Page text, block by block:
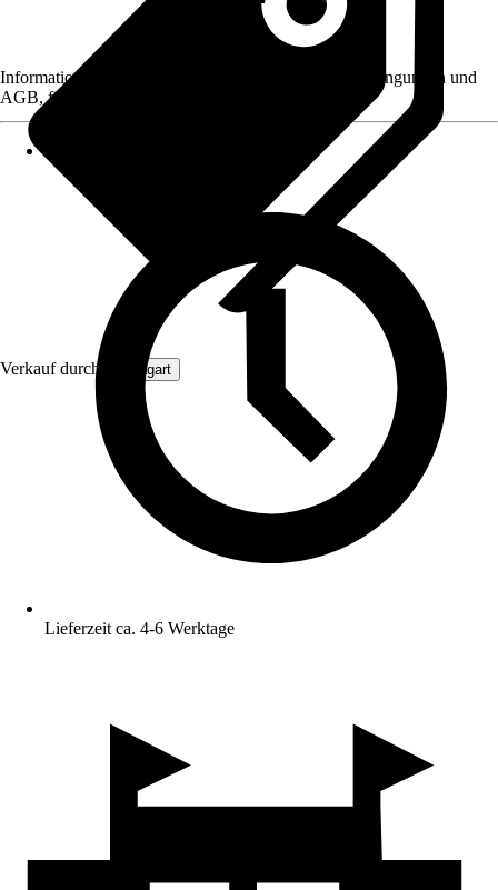
Verkauf durch: Aquagart
Informationen des Verkäufers, wie z. B. Rückgabebedingungen und
AGB, finden Sie bei Klick auf den Verkäufernamen.
Lieferzeit ca. 4-6 Werktage